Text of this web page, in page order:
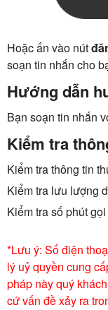
Hoặc ấn vào nút
soạn tin nhắn cho
Hướng dẫn
Bạn soạn tin nhắn
Kiểm tra
Kiểm tra thông tin
Kiểm tra lưu lượng
Kiểm tra số phút
*Lưu ý: Số điện
lý uỷ quyền cung
pháp này quý
cứ vấn đề xảy ra